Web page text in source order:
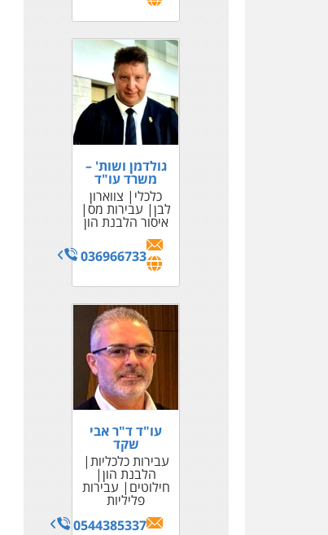
גולדמן ושות' –
משרד עו"ד
כלכלי
צווארון
לבן עבירות מס
איסור הלבנת הון
036966733
עו"ד ד"ר אבי
שקד
עבירות כלכליות
הלבנת הון
חילוטים עבירות
פליליות
0544385337